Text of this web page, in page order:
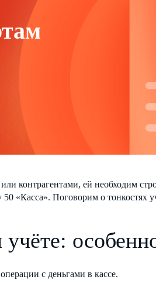
контрагентами, ей необходим
«Касса». Поговорим о тонкостях
с деньгами в кассе.